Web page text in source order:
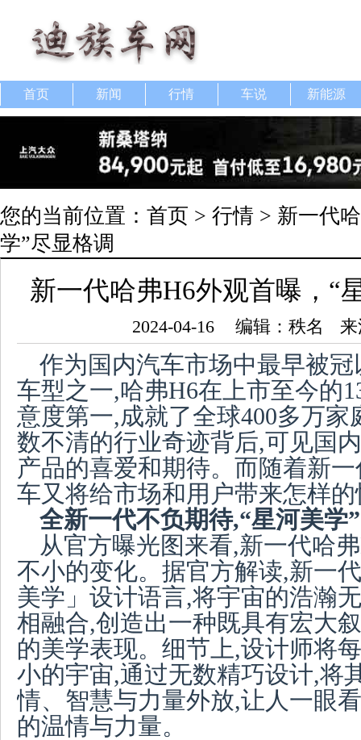
首页 新闻 行情 车说 新能源
您的当前位置： 首页 > 行情 > 新一代
学”尽显格调
新一代哈弗H6外观首曝，“
2024-04-16 编辑：秩名
作为国内汽车市场中最早被冠
车型之一,哈弗H6在上市至今的
意度第一,成就了全球400多万
数不清的行业奇迹背后,可见国
产品的喜爱和期待。而随着新
车又将给市场和用户带来怎样的
全新一代不负期待,“星河美学
从官方曝光图来看,新一代哈
不小的变化。据官方解读,新一
美学」设计语言,将宇宙的浩瀚
相融合,创造出一种既具有宏大
的美学表现。细节上,设计师将
小的宇宙,通过无数精巧设计,将
情、智慧与力量外放,让人一眼
的温情与力量。